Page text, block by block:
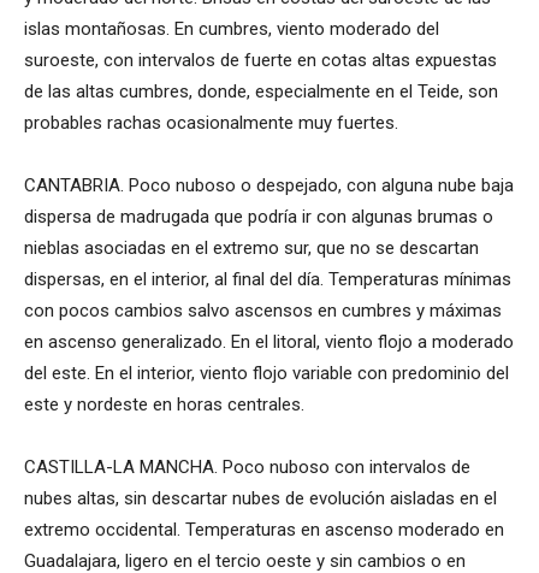
islas montañosas. En cumbres, viento moderado del
suroeste, con intervalos de fuerte en cotas altas expuestas
de las altas cumbres, donde, especialmente en el Teide, son
probables rachas ocasionalmente muy fuertes.
CANTABRIA. Poco nuboso o despejado, con alguna nube baja
dispersa de madrugada que podría ir con algunas brumas o
nieblas asociadas en el extremo sur, que no se descartan
dispersas, en el interior, al final del día. Temperaturas mínimas
con pocos cambios salvo ascensos en cumbres y máximas
en ascenso generalizado. En el litoral, viento flojo a moderado
del este. En el interior, viento flojo variable con predominio del
este y nordeste en horas centrales.
CASTILLA-LA MANCHA. Poco nuboso con intervalos de
nubes altas, sin descartar nubes de evolución aisladas en el
extremo occidental. Temperaturas en ascenso moderado en
Guadalajara, ligero en el tercio oeste y sin cambios o en